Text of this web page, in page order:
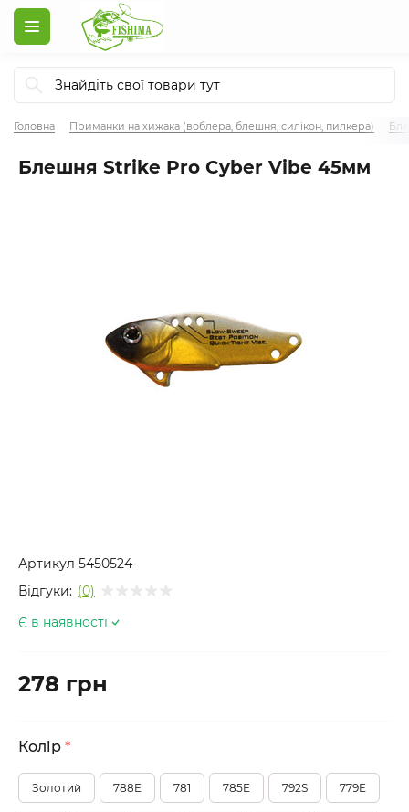
Головна Приманки на хижака (воблера, блешня, силікон, пилкера)
Блешня Strike Pro Cyber Vibe 45мм
Артикул 5450524
Відгуки: (0)
Є в наявності
278 грн
Колір *
Золотий 788E 781 785E 792S 779E